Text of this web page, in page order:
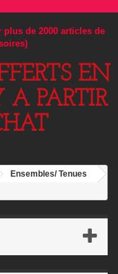
de 2000 articles de
EN
PARTIR
Ensembles/ Tenues